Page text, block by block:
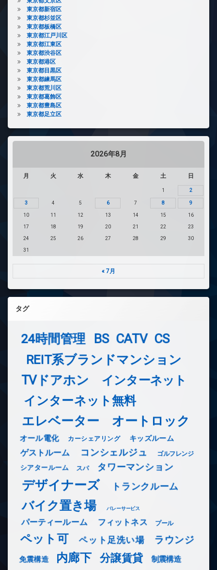
東京都新宿区
東京都杉並区
東京都板橋区
東京都江戸川区
東京都江東区
東京都渋谷区
東京都港区
東京都目黒区
東京都練馬区
東京都荒川区
東京都葛飾区
東京都豊島区
東京都足立区
2026年8月
月 火 水 木 金 土 日
1 2
3 4 5 6 7 8 9
10 11 12 13 14 15 16
17 18 19 20 21 22 23
24 25 26 27 28 29 30
31
« 7月
タグ
24時間管理 BS CATV CS
REIT系ブランドマンション
TVドアホン インターネット
インターネット無料
エレベーター オートロック
オール電化 カーシェアリング キッズルーム
ゲストルーム コンシェルジュ ゴルフレンジ
シアタールーム スパ タワーマンション
デザイナーズ トランクルーム
バイク置き場 バレーサービス
パーティールーム フィットネス プール
ペット可 ペット足洗い場 ラウンジ
免震構造 内廊下 分譲賃貸 制震構造